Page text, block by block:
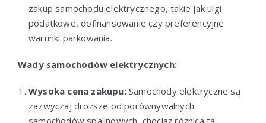
zakup samochodu elektrycznego, takie jak ulgi
podatkowe, dofinansowanie czy preferencyjne
warunki parkowania.
Wady samochodów elektrycznych:
Wysoka cena zakupu:Samochody elektryczne są
zazwyczaj droższe od porównywalnych
samochodów spalinowych, chociaż różnica ta